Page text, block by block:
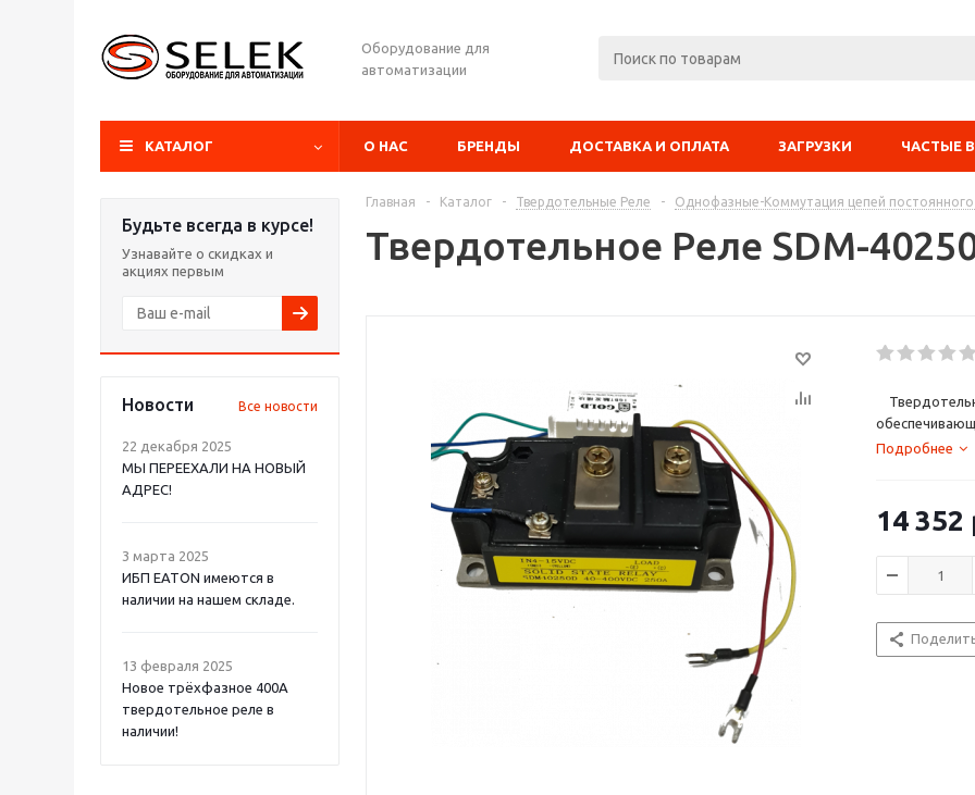
Оборудование для
автоматизации
КАТАЛОГ О НАС БРЕНДЫ ДОСТАВКА И ОПЛАТА ЗАГРУЗКИ ЧАСТЫЕ
Будьте всегда в курсе!
Узнавайте о скидках и
акциях первым
Новости Все новости
22 декабря 2025
МЫ ПЕРЕЕХАЛИ НА НОВЫЙ
АДРЕС!
3 марта 2025
ИБП EATON имеются в
наличии на нашем складе.
13 февраля 2025
Новое трёхфазное 400А
твердотельное реле в
наличии!
Главная - Каталог - Твердотельные Реле - Однофазные-Коммутация цепей постоянного
Твердотельное Реле SDM-
в
применяется
управления
реагирующий
составе
включающая
Устройство
постоянного
Подробнее
14 352